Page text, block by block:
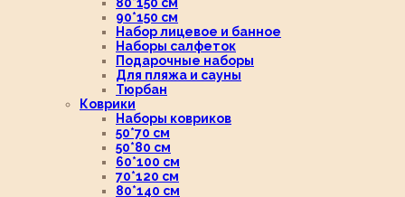
90*150 см
Набор лицевое и банное
Наборы салфеток
Подарочные наборы
Для пляжа и сауны
Тюрбан
Коврики
Наборы ковриков
50*70 см
50*80 см
60*100 см
70*120 см
80*140 см